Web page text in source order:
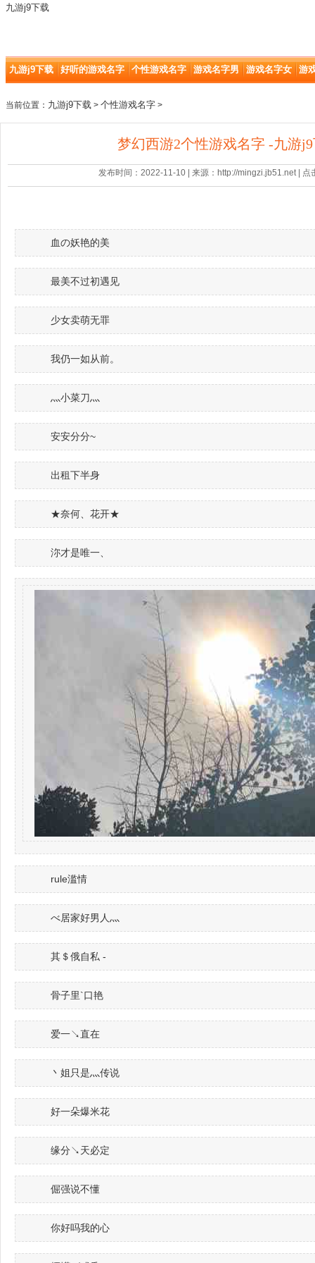
九游j9下载
九游j9下载 好听的游戏名字 个性游戏名字 游戏名字男 游戏名字女 游
当前位置： 九游j9下载 > 个性游戏名字 >
梦幻西游2个性游戏名字 -九游
发布时间：2022-11-10 | 来源：http://mingzi.jb51.net | 点
血の妖艳的美
最美不过初遇见
少女卖萌无罪
我仍一如从前。
灬小菜刀灬
安安分分~
出租下半身
★奈何、花开★
沵才是唯一、
rule滥情
べ居家好男人灬
其＄俄自私 -
骨子里`口艳
爱一↘直在
丶姐只是灬传说
好一朵爆米花
缘分↘天必定
倔强说不懂
你好吗我的心